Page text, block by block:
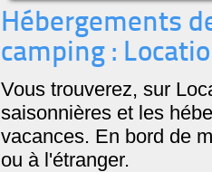
Hébergements
camping :
Vous trouverez, sur
saisonnières et les
vacances. En bord de
ou à l'étranger.